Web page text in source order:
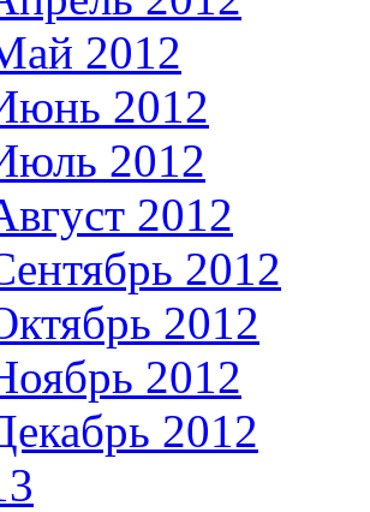
2012
2012
2012
2012
2012
2012
2012
2012